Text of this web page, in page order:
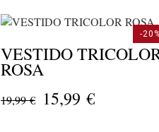
VESTIDO
ROSA
19,99 € 15,99 €
-